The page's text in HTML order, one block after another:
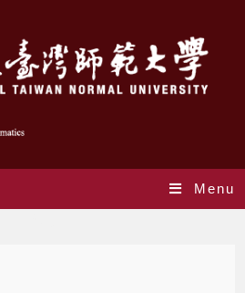
Menu